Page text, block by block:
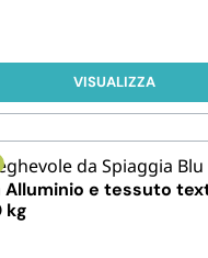
VISUALIZZA
Alluminio e tessuto
kg